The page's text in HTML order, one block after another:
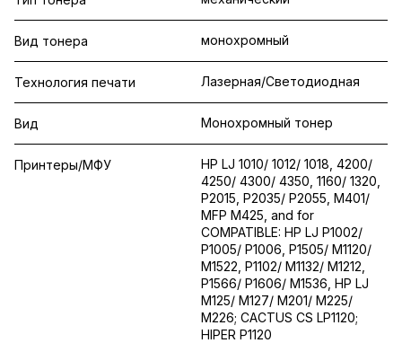
Вид тонера монохромный
Технология печати Лазерная/Светодиодная
Вид Монохромный тонер
Принтеры/МФУ
HP LJ 1010/ 1012/ 1018, 4200/
4250/ 4300/ 4350, 1160/ 1320,
P2015, P2035/ P2055, M401/
MFP M425, and for
COMPATIBLE: HP LJ P1002/
P1005/ P1006, P1505/ M1120/
M1522, P1102/ M1132/ M1212,
P1566/ P1606/ M1536, HP LJ
M125/ M127/ M201/ M225/
M226; CACTUS CS LP1120;
HIPER P1120